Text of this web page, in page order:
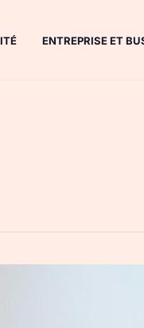
ENTREPRISE ET